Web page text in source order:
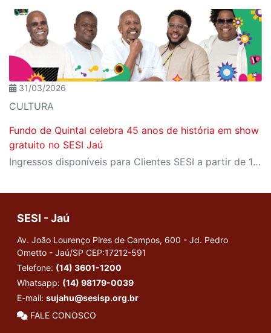
31/03/2026
CULTURA
Fundo de Quintal celebra 45 anos de história em show
gratuito no SESI Jaú
Ingressos disponíveis para Clientes SESI a partir de 10 de abril na secretaria única; para público geral, dia 11 de abril no Meu SESI
SESI - Jaú
Av. João Lourenço Pires de Campos, 600 - Jd. Pedro
Ometto - Jaú/SP CEP:17212-591
Telefone: (14) 3601-1200
Whatsapp: (14) 98179-0039
E-mail: sujahu@sesisp.org.br
FALE CONOSCO